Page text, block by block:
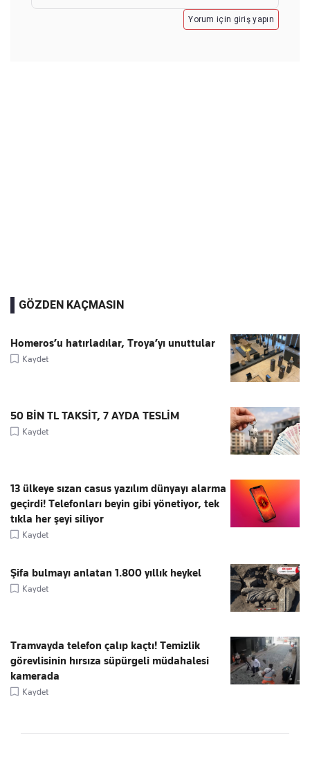
Yorum için giriş yapın
GÖZDEN KAÇMASIN
Homeros’u hatırladılar, Troya’yı unuttular
Kaydet
50 BİN TL TAKSİT, 7 AYDA TESLİM
Kaydet
13 ülkeye sızan casus yazılım dünyayı alarma
geçirdi! Telefonları beyin gibi yönetiyor, tek
tıkla her şeyi siliyor
Kaydet
Şifa bulmayı anlatan 1.800 yıllık heykel
Kaydet
Tramvayda telefon çalıp kaçtı! Temizlik
görevlisinin hırsıza süpürgeli müdahalesi
kamerada
Kaydet